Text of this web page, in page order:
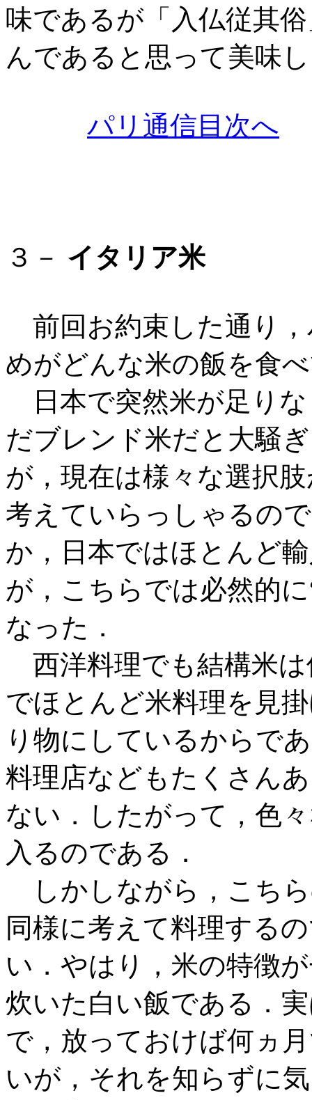
味であるが「入仏従其
んであると思って美味
パリ通信目次へ
３－ イタリア米
前回お約束した通り
めがどんな米の飯を食
日本で突然米が足り
だブレンド米だと大騒
が，現在は様々な選択
考えていらっしゃるの
か，日本ではほとんど
が，こちらでは必然的
なった．
西洋料理でも結構米
でほとんど米料理を見
り物にしているからで
料理店などもたくさん
ない．したがって，色
入るのである．
しかしながら，こち
同様に考えて料理する
い．やはり，米の特徴
炊いた白い飯である．
で，放っておけば何ヵ
いが，それを知らずに